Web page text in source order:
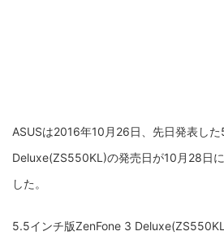
ASUSは2016年10月26日、先日発表し
Deluxe(ZS550KL)の発売日が10月28日
した。
5.5インチ版ZenFone 3